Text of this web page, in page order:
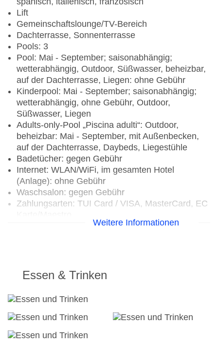
Lift
Gemeinschaftslounge/TV-Bereich
Dachterrasse, Sonnenterrasse
Pools: 3
Pool: Mai - September; saisonabhängig;
wetterabhängig, Outdoor, Süßwasser, beheizbar,
auf der Dachterrasse, Liegen: ohne Gebühr
Kinderpool: Mai - September; saisonabhängig;
wetterabhängig, ohne Gebühr, Outdoor,
Süßwasser, Liegen
Adults-only-Pool „Piscina adulti“: Outdoor,
beheizbar: Mai - September, mit Außenbecken,
auf der Dachterrasse, Daybeds, Liegestühle
Badetücher: gegen Gebühr
Internet: WLAN/WiFi, im gesamten Hotel
(Anlage): ohne Gebühr
Waschsalon: gegen Gebühr
Zahlungsarten: TUI Card / VISA, MasterCard, EC
Haustier: Hund erlaubt: pro Tag ca. 20 EUR,
Verfügbarkeit), unbewacht: pro Tag ca. 15 EUR,
Garage: pro Tag ca. 10 EUR, Anfrage &
Reservierung nicht notwendig
Tagungseinrichtungen: Konferenzräume: 1,
klimatisierte Tagungsräume
Landeskategorie: 4 Sterne
Weitere Informationen
Essen & Trinken